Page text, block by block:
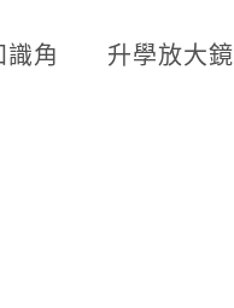
識角 升學放大鏡